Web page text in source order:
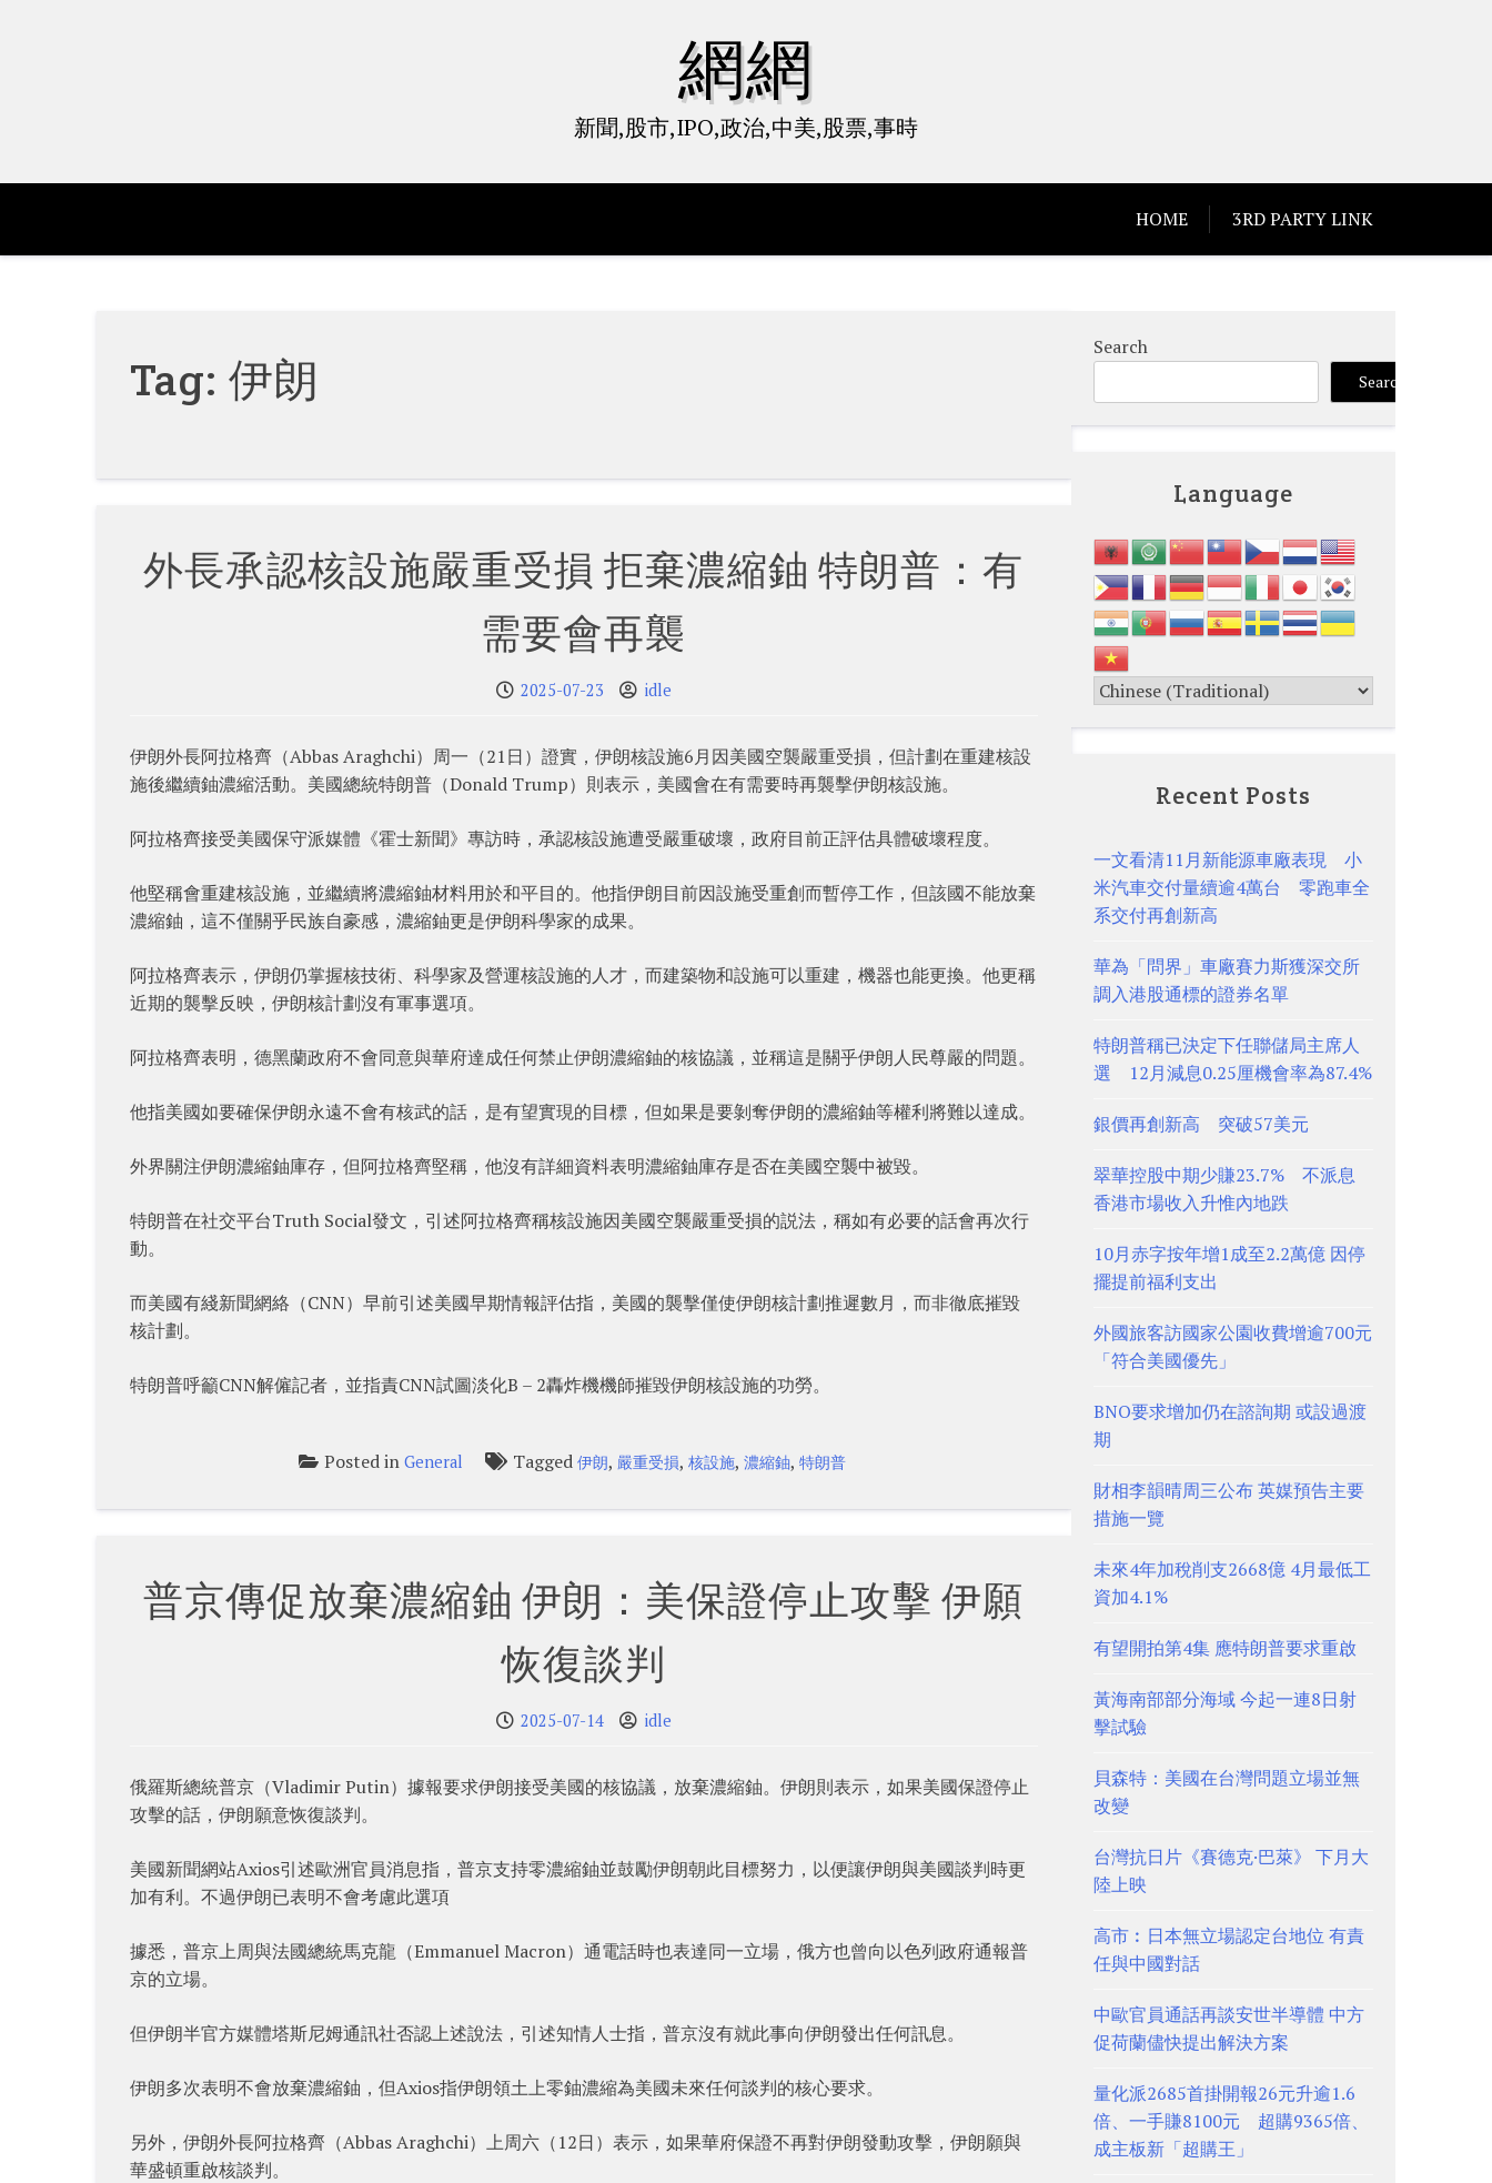
網網
新聞,股市,IPO,政治,中美,股票,事時
HOME 3RD PARTY LINK
Tag: 伊朗
外長承認核設施嚴重受損 拒棄濃縮鈾 特朗普：有
需要會再襲
2025-07-23 idle
伊朗外長阿拉格齊（Abbas Araghchi）周一（21日）證實，伊朗核設施6月因美國空襲嚴重受損，但計劃在重建核設
施後繼續鈾濃縮活動。美國總統特朗普（Donald Trump）則表示，美國會在有需要時再襲擊伊朗核設施。
阿拉格齊接受美國保守派媒體《霍士新聞》專訪時，承認核設施遭受嚴重破壞，政府目前正評估具體破壞程度。
他堅稱會重建核設施，並繼續將濃縮鈾材料用於和平目的。他指伊朗目前因設施受重創而暫停工作，但該國不能放棄
濃縮鈾，這不僅關乎民族自豪感，濃縮鈾更是伊朗科學家的成果。
阿拉格齊表示，伊朗仍掌握核技術、科學家及營運核設施的人才，而建築物和設施可以重建，機器也能更換。他更稱
近期的襲擊反映，伊朗核計劃沒有軍事選項。
阿拉格齊表明，德黑蘭政府不會同意與華府達成任何禁止伊朗濃縮鈾的核協議，並稱這是關乎伊朗人民尊嚴的問題。
他指美國如要確保伊朗永遠不會有核武的話，是有望實現的目標，但如果是要剝奪伊朗的濃縮鈾等權利將難以達成。
外界關注伊朗濃縮鈾庫存，但阿拉格齊堅稱，他沒有詳細資料表明濃縮鈾庫存是否在美國空襲中被毀。
特朗普在社交平台Truth Social發文，引述阿拉格齊稱核設施因美國空襲嚴重受損的説法，稱如有必要的話會再次行
動。
而美國有綫新聞網絡（CNN）早前引述美國早期情報評估指，美國的襲擊僅使伊朗核計劃推遲數月，而非徹底摧毀
核計劃。
特朗普呼籲CNN解僱記者，並指責CNN試圖淡化B – 2轟炸機機師摧毀伊朗核設施的功勞。
Posted inGeneral Tagged伊朗, 嚴重受損,核設施,濃縮鈾,特朗普
普京傳促放棄濃縮鈾 伊朗：美保證停止攻擊 伊願
恢復談判
2025-07-14 idle
俄羅斯總統普京（Vladimir Putin）據報要求伊朗接受美國的核協議，放棄濃縮鈾。伊朗則表示，如果美國保證停止
攻擊的話，伊朗願意恢復談判。
美國新聞網站Axios引述歐洲官員消息指，普京支持零濃縮鈾並鼓勵伊朗朝此目標努力，以便讓伊朗與美國談判時更
加有利。不過伊朗已表明不會考慮此選項
據悉，普京上周與法國總統馬克龍（Emmanuel Macron）通電話時也表達同一立場，俄方也曾向以色列政府通報普
京的立場。
但伊朗半官方媒體塔斯尼姆通訊社否認上述說法，引述知情人士指，普京沒有就此事向伊朗發出任何訊息。
伊朗多次表明不會放棄濃縮鈾，但Axios指伊朗領土上零鈾濃縮為美國未來任何談判的核心要求。
另外，伊朗外長阿拉格齊（Abbas Araghchi）上周六（12日）表示，如果華府保證不再對伊朗發動攻擊，伊朗願與
華盛頓重啟核談判。
Search
Search
Language
Recent Posts
一文看清11月新能源車廠表現 小
米汽車交付量續逾4萬台 零跑車全
系交付再創新高
華為「問界」車廠賽力斯獲深交所
調入港股通標的證券名單
特朗普稱已決定下任聯儲局主席人
選 12月減息0.25厘機會率為87.4%
銀價再創新高 突破57美元
翠華控股中期少賺23.7% 不派息
香港市場收入升惟內地跌
10月赤字按年增1成至2.2萬億 因停
擺提前福利支出
外國旅客訪國家公園收費增逾700元
「符合美國優先」
BNO要求增加仍在諮詢期 或設過渡
期
財相李韻晴周三公布 英媒預告主要
措施一覽
未來4年加稅削支2668億 4月最低工
資加4.1%
有望開拍第4集 應特朗普要求重啟
黃海南部部分海域 今起一連8日射
擊試驗
貝森特：美國在台灣問題立場並無
改變
台灣抗日片《賽德克·巴萊》 下月大
陸上映
高市︰日本無立場認定台地位 有責
任與中國對話
中歐官員通話再談安世半導體 中方
促荷蘭儘快提出解決方案
量化派2685首掛開報26元升逾1.6
倍、一手賺8100元 超購9365倍、
成主板新「超購王」